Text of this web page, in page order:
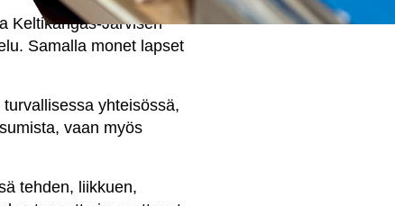
Keltikangas-Järvisen
Samalla monet lapset
yhteisössä,
vaan myös
tehden, liikkuen,